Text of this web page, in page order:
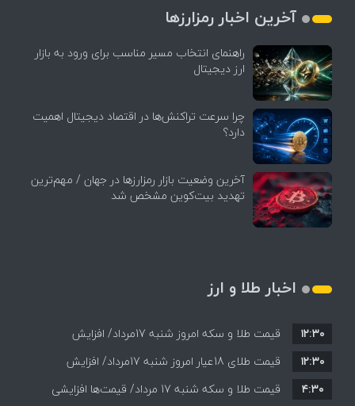
آخرین اخبار رمزارزها
راهنمای انتخاب مسیر مناسب برای ورود به بازار
ارز دیجیتال
چرا سرعت تراکنش‌ها در اقتصاد دیجیتال اهمیت
دارد؟
آخرین وضعیت بازار رمزارزها در جهان / مهم‌ترین
تهدید بیت‌کوین مشخص شد
اخبار طلا و ارز
قیمت طلا و سکه امروز شنبه 17مرداد/ افزایش
همه قیمت ها + جدول و جزئیات
۱۲:۳۰
قیمت طلای 18عیار امروز شنبه 17مرداد/ افزایش
قیمت + جدول و جزئیات
۱۲:۳۰
قیمت طلا و سکه شنبه 17 مرداد/ قیمت‌ها افزایشی
۴:۳۰